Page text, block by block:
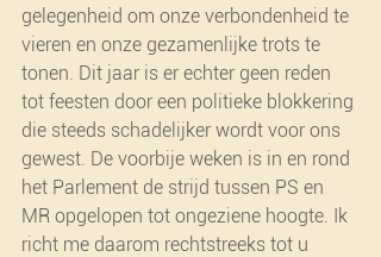
gelegenheid om onze verbondenheid te
vieren en onze gezamenlijke trots te
tonen. Dit jaar is er echter geen reden
tot feesten door een politieke blokkering
die steeds schadelijker wordt voor ons
gewest. De voorbije weken is in en rond
het Parlement de strijd tussen PS en
MR opgelopen tot ongeziene hoogte. Ik
richt me daarom rechtstreeks tot u